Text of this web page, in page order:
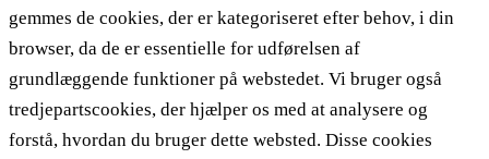
gemmes de cookies, der er kategoriseret efter behov, i din
browser, da de er essentielle for udførelsen af ​​
grundlæggende funktioner på webstedet. Vi bruger også
tredjepartscookies, der hjælper os med at analysere og
forstå, hvordan du bruger dette websted. Disse cookies